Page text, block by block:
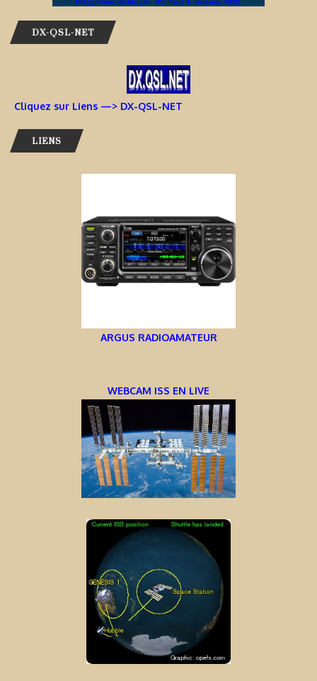
DX-QSL-NET
Cliquez sur Liens —> DX-QSL-NET
LIENS
ARGUS RADIOAMATEUR
WEBCAM ISS EN LIVE